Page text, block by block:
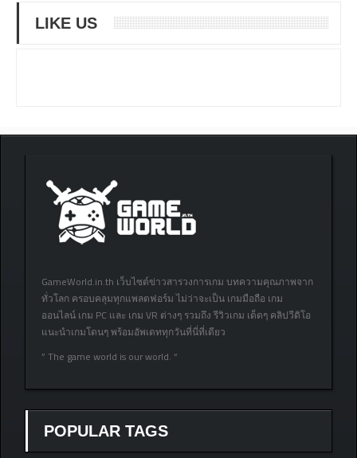
LIKE US
GameWorld.in.th เว็บไซต์ข่าวสารวงการเกม บทความคุณภาพจาก
ทั่วโลก ครอบคลุมทุกแพลตฟอร์ม ไม่ว่าจะเป็น เกมมือถือ เกม
ออนไลน์ เกม PC และ เกม VR ต่างๆ รวมถึง รีวิวเกม เด็ดๆ คลิปวีดิโอ
แนะนำเกมโดนๆ พร้อมอัพเดททุกวันที่นี่ที่เดียว
” The game world is our world. “
POPULAR TAGS